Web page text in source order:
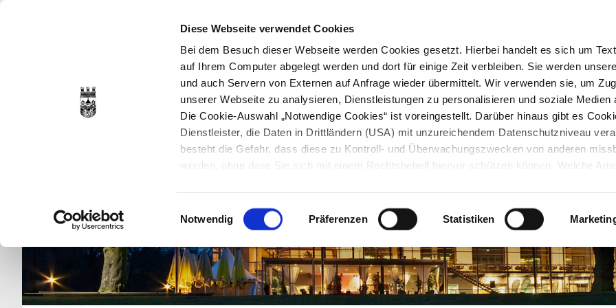
Diese Webseite verwendet Cookies
Bei dem Besuch dieser Webseite werden Cookies gesetzt. Hierbei handelt es sich um
auf Ihrem Computer abgelegt werden und dort für einige Zeit verbleiben. Sie werden
und auch Servern von Externen auf Anfrage wieder übermittelt. Wir verwenden sie, um
unserer Webseite zu analysieren, Dienstleistungen zu personalisieren und soziale Medien
Die Cookie-Auswahl „Notwendige Cookies“ ist voreingestellt. Darüber hinaus gibt es
Dienstleister, die Daten in Drittländern (USA) mit unzureichendem Datenschutzniveau
besteht die Gefahr, dass diese zu Kontroll- und Überwachungszwecken von anderen
werden, ohne dass Sie sich mit einem Rechtsbehelf hiervor schützen können. Welche
Datenschutzerklärung
entnehmen. Die von Ihnen getroffene Auswahl der gewünschten
jederzeit mit Wirkung für die Zukunft angepasst oder
werden.
Einwilligungsauswahl
Notwendig Präferenzen Statistiken
STARTSEITE